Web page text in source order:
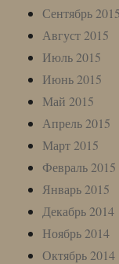
Сентябрь 2015
Август 2015
Июль 2015
Июнь 2015
Май 2015
Апрель 2015
Март 2015
Февраль 2015
Январь 2015
Декабрь 2014
Ноябрь 2014
Октябрь 2014